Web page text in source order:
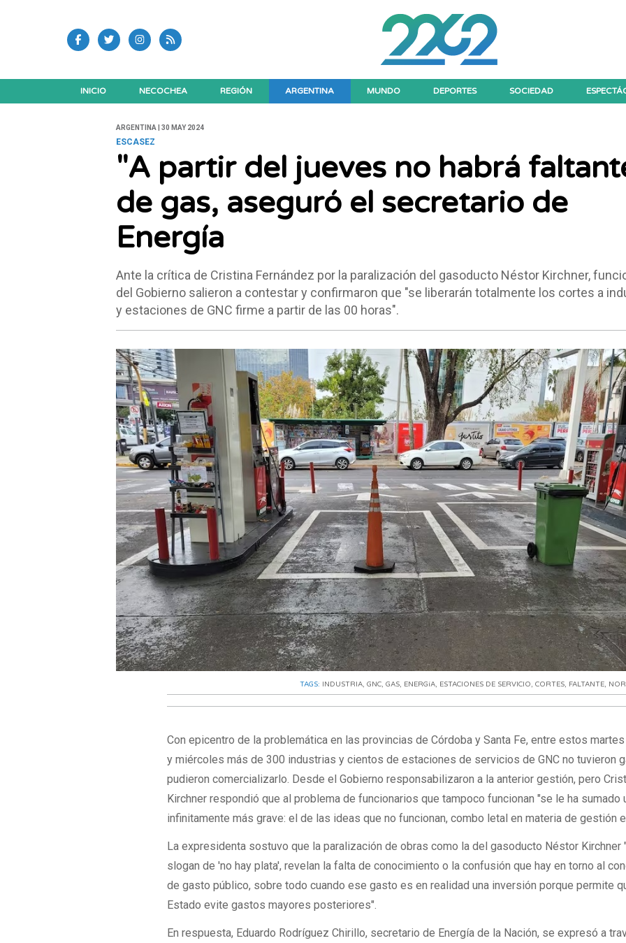
INICIO NECOCHEA REGIÓN ARGENTINA MUNDO DEPORTES SOCIEDAD
ARGENTINA | 30 MAY 2024
ESCASEZ
"A partir del jueves no habrá
de gas, aseguró el secretario de
Energía
Ante la crítica de Cristina Fernández por la paralización del gasoducto Néstor Kirchner,
del Gobierno salieron a contestar y confirmaron que "se liberarán totalmente los cortes a
y estaciones de GNC firme a partir de las 00 horas".
TAGS: INDUSTRIA,GNC,GAS, ENERGíA, ESTACIONES DE SERVICIO,CORTES, FALTANTE,
Con epicentro de la problemática en las provincias de Córdoba y Santa Fe, entre estos martes
y miércoles más de 300 industrias y cientos de estaciones de servicios de GNC no tuvieron
pudieron comercializarlo. Desde el Gobierno responsabilizaron a la anterior gestión, pero
Kirchner respondió que al problema de funcionarios que tampoco funcionan "se le ha sumado
infinitamente más grave: el de las ideas que no funcionan, combo letal en materia de gestión
La expresidenta sostuvo que la paralización de obras como la del gasoducto Néstor Kirchner
slogan de 'no hay plata', revelan la falta de conocimiento o la confusión que hay en torno al
de gasto público, sobre todo cuando ese gasto es en realidad una inversión porque permite
Estado evite gastos mayores posteriores".
En respuesta, Eduardo Rodríguez Chirillo, secretario de Energía de la Nación, se expresó a